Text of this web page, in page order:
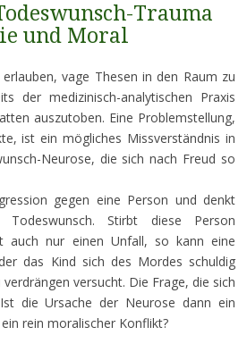
Trauma
und Moral
vage Thesen in den Raum zu
der medizinisch-analytischen Praxis
auszutoben. Eine Problemstellung,
ist ein mögliches Missverständnis in
Neurose, die sich nach Freud so
gegen eine Person und denkt
Stirbt diese Person
auch nur einen Unfall, so kann eine
das Kind sich des Mordes schuldig
versucht. Die Frage, die sich
die Ursache der Neurose dann ein
rein moralischer Konflikt?